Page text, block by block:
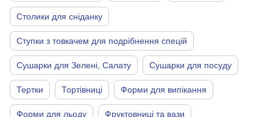
Столики для сніданку
Ступки з товкачем для подрібнення спецій
Сушарки для Зелені, Салату Сушарки для посуду
Тертки Тортівниці Форми для випікання
Форми для льоду Фруктовниці та вази